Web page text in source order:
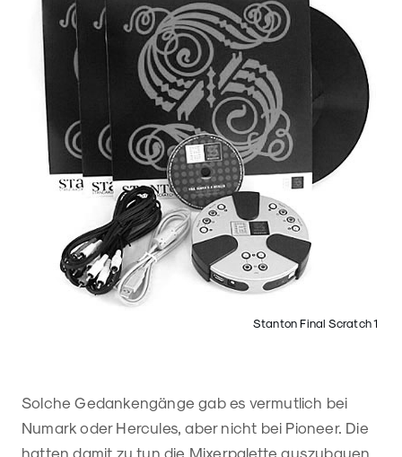
Stanton Final Scratch 1
Solche Gedankengänge gab es vermutlich bei
Numark oder Hercules, aber nicht bei Pioneer. Die
hatten damit zu tun die Mixerpalette auszubauen